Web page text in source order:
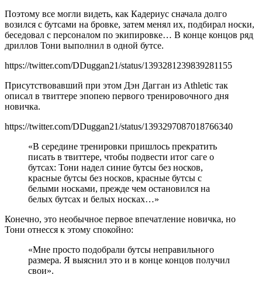
Поэтому все могли видеть, как Кадериус сначала долго
возился с бутсами на бровке, затем менял их, подбирал носки,
беседовал с персоналом по экипировке… В конце концов ряд
дриллов Тони выполнил в одной бутсе.
https://twitter.com/DDuggan21/status/1393281239839281155
Присутствовавший при этом Дэн Дагган из Athletic так
описал в твиттере эпопею первого тренировочного дня
новичка.
https://twitter.com/DDuggan21/status/1393297087018766340
«В середине тренировки пришлось прекратить
писать в твиттере, чтобы подвести итог саге о
бутсах: Тони надел синие бутсы без носков,
красные бутсы без носков, красные бутсы с
белыми носками, прежде чем остановился на
белых бутсах и белых носках…»
Конечно, это необычное первое впечатление новичка, но
Тони отнесся к этому спокойно:
«Мне просто подобрали бутсы неправильного
размера. Я выяснил это и в конце концов получил
свои».